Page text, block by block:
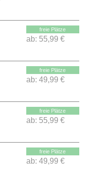
freie Plätze
ab: 55,99 €
freie Plätze
ab: 49,99 €
freie Plätze
ab: 55,99 €
freie Plätze
ab: 49,99 €